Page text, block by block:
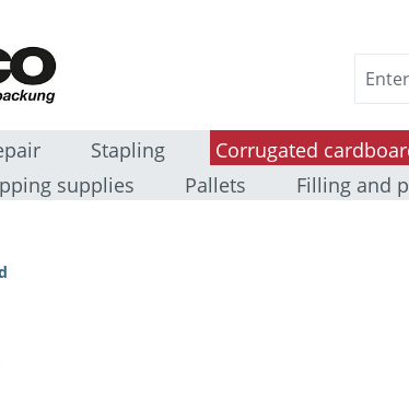
Stapling Corrugated
supplies
Pallets Filling and